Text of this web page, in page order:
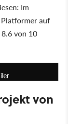
Im
auf
von 10
von